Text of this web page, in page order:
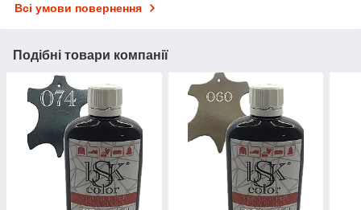
Всі умови повернення
Подібні товари компанії